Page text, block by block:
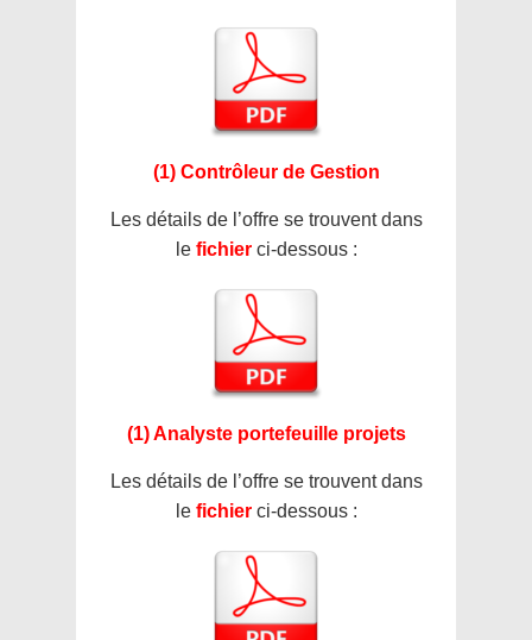
(1) Contrôleur de Gestion
Les détails de l’offre se trouvent dans
le fichier ci-dessous :
(1) Analyste portefeuille projets
Les détails de l’offre se trouvent dans
le fichier ci-dessous :